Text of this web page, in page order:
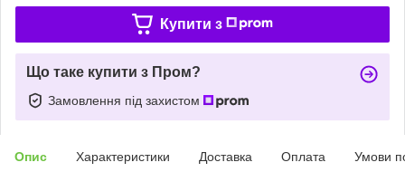
Купити з
Що таке купити з Пром?
Замовлення під захистом
Опис Характеристики Доставка Оплата Умови